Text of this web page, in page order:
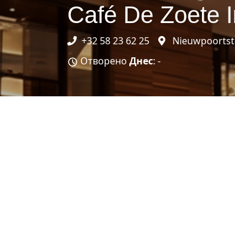
Café De Zoete
+32 58 23 62 25
Отворено Днес: -